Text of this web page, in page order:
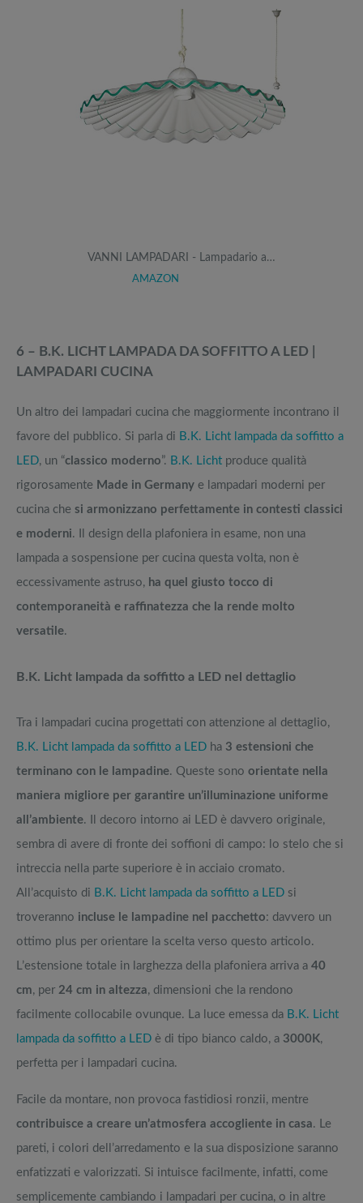
VANNI LAMPADARI - Lampadario a…
AMAZON
6 – B.K. LICHT LAMPADA DA SOFFITTO A LED |
LAMPADARI CUCINA
Un altro dei lampadari cucina che maggiormente incontrano il
favore del pubblico. Si parla di B.K. Licht lampada da soffitto a
LED, un “classico moderno”. B.K. Licht produce qualità
rigorosamente Made in Germany e lampadari moderni per
cucina che si armonizzano perfettamente in contesti classici
e moderni. Il design della plafoniera in esame, non una
lampada a sospensione per cucina questa volta, non è
eccessivamente astruso, ha quel giusto tocco di
contemporaneità e raffinatezza che la rende molto
versatile.
B.K. Licht lampada da soffitto a LED nel dettaglio
Tra i lampadari cucina progettati con attenzione al dettaglio,
B.K. Licht lampada da soffitto a LED ha 3 estensioni che
terminano con le lampadine. Queste sono orientate nella
maniera migliore per garantire un’illuminazione uniforme
all’ambiente. Il decoro intorno ai LED è davvero originale,
sembra di avere di fronte dei soffioni di campo: lo stelo che si
intreccia nella parte superiore è in acciaio cromato.
All’acquisto di B.K. Licht lampada da soffitto a LED si
troveranno incluse le lampadine nel pacchetto: davvero un
ottimo plus per orientare la scelta verso questo articolo.
L’estensione totale in larghezza della plafoniera arriva a 40
cm, per 24 cm in altezza, dimensioni che la rendono
facilmente collocabile ovunque. La luce emessa da B.K. Licht
lampada da soffitto a LED è di tipo bianco caldo, a 3000K,
perfetta per i lampadari cucina.
Facile da montare, non provoca fastidiosi ronzii, mentre
contribuisce a creare un’atmosfera accogliente in casa. Le
pareti, i colori dell’arredamento e la sua disposizione saranno
enfatizzati e valorizzati. Si intuisce facilmente, infatti, come
semplicemente cambiando i lampadari per cucina, o in altre